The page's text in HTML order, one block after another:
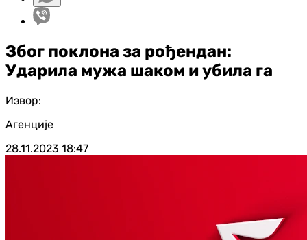
Због поклона за рођендан:
Ударила мужа шаком и убила га
Извор:
Агенције
28.11.2023 18:47